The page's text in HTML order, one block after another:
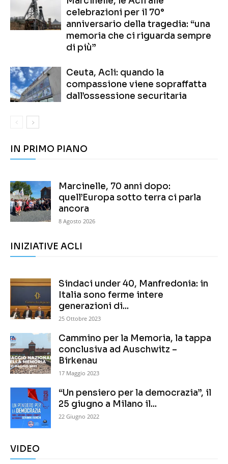
celebrazioni per il 70°
anniversario della tragedia: “una
memoria che ci riguarda sempre
di più”
Ceuta, Acli: quando la
compassione viene sopraffatta
dall’ossessione securitaria
IN PRIMO PIANO
Marcinelle, 70 anni dopo:
quell’Europa sotto terra ci parla
ancora
8 Agosto 2026
INIZIATIVE ACLI
Sindaci under 40, Manfredonia: in
Italia sono ferme intere
generazioni di...
25 Ottobre 2023
Cammino per la Memoria, la tappa
conclusiva ad Auschwitz –
Birkenau
17 Maggio 2023
“Un pensiero per la democrazia”, il
25 giugno a Milano il...
22 Giugno 2022
VIDEO